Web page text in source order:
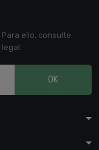
ello, consulte
OK